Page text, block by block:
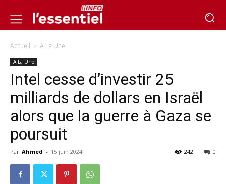
Accueil A La Une
A La Une
Intel cesse d’investir 25
milliards de dollars en Israël
alors que la guerre à Gaza se
poursuit
Par Ahmed - 15 juin 2024 0
242